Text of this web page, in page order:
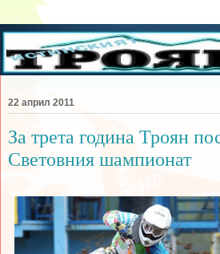
22 април 2011
За трета година Троян
Световния шампионат